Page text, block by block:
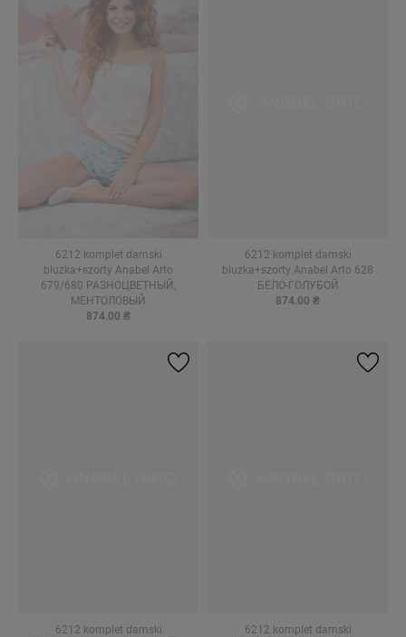
6212 komplet damski
bluzka+szorty Anabel Arto
679/680 РАЗНОЦВЕТНЫЙ,
МЕНТОЛОВЫЙ
874.00 ₴
6212 komplet damski
bluzka+szorty Anabel Arto 628
БЕЛО-ГОЛУБОЙ
874.00 ₴
6212 komplet damski
6212 komplet damski